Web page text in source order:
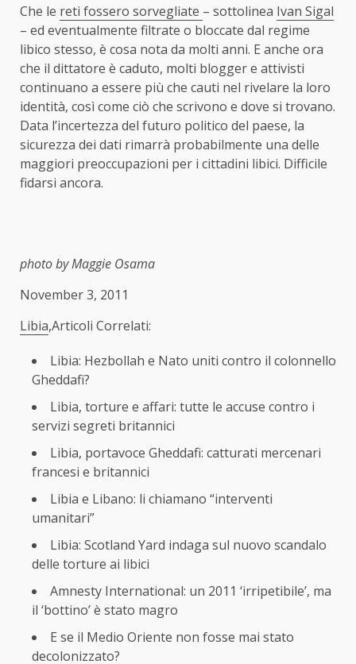
Che le reti fossero sorvegliate – sottolinea Ivan Sigal
– ed eventualmente filtrate o bloccate dal regime
libico stesso, è cosa nota da molti anni. E anche ora
che il dittatore è caduto, molti blogger e attivisti
continuano a essere più che cauti nel rivelare la loro
identità, così come ciò che scrivono e dove si trovano.
Data l’incertezza del futuro politico del paese, la
sicurezza dei dati rimarrà probabilmente una delle
maggiori preoccupazioni per i cittadini libici. Difficile
fidarsi ancora.
photo by Maggie Osama
November 3, 2011
Libia,Articoli Correlati:
Libia: Hezbollah e Nato uniti contro il colonnello
Gheddafi?
Libia, torture e affari: tutte le accuse contro i
servizi segreti britannici
Libia, portavoce Gheddafi: catturati mercenari
francesi e britannici
Libia e Libano: li chiamano “interventi
umanitari”
Libia: Scotland Yard indaga sul nuovo scandalo
delle torture ai libici
Amnesty International: un 2011 ‘irripetibile’, ma
il ‘bottino’ è stato magro
E se il Medio Oriente non fosse mai stato
decolonizzato?